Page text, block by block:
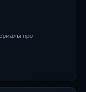
борьба с
легендарных
про